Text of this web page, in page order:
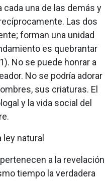
cada una de las demás y
Las dos
forman una unidad
es quebrantar
No se puede honrar a
No se podría adorar
sus criaturas. El
y la vida social del
ley natural
a la revelación
tiempo la verdadera